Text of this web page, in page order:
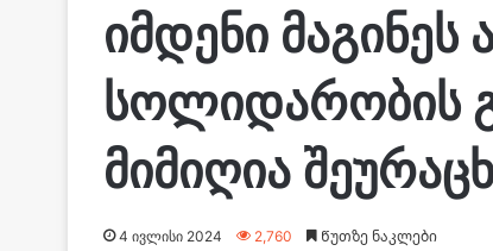
იმდენი მაგინეს
სოლიდარობის
მიმიღია
4 ივლისი 2024 2,760 Წუთზე ნაკლები